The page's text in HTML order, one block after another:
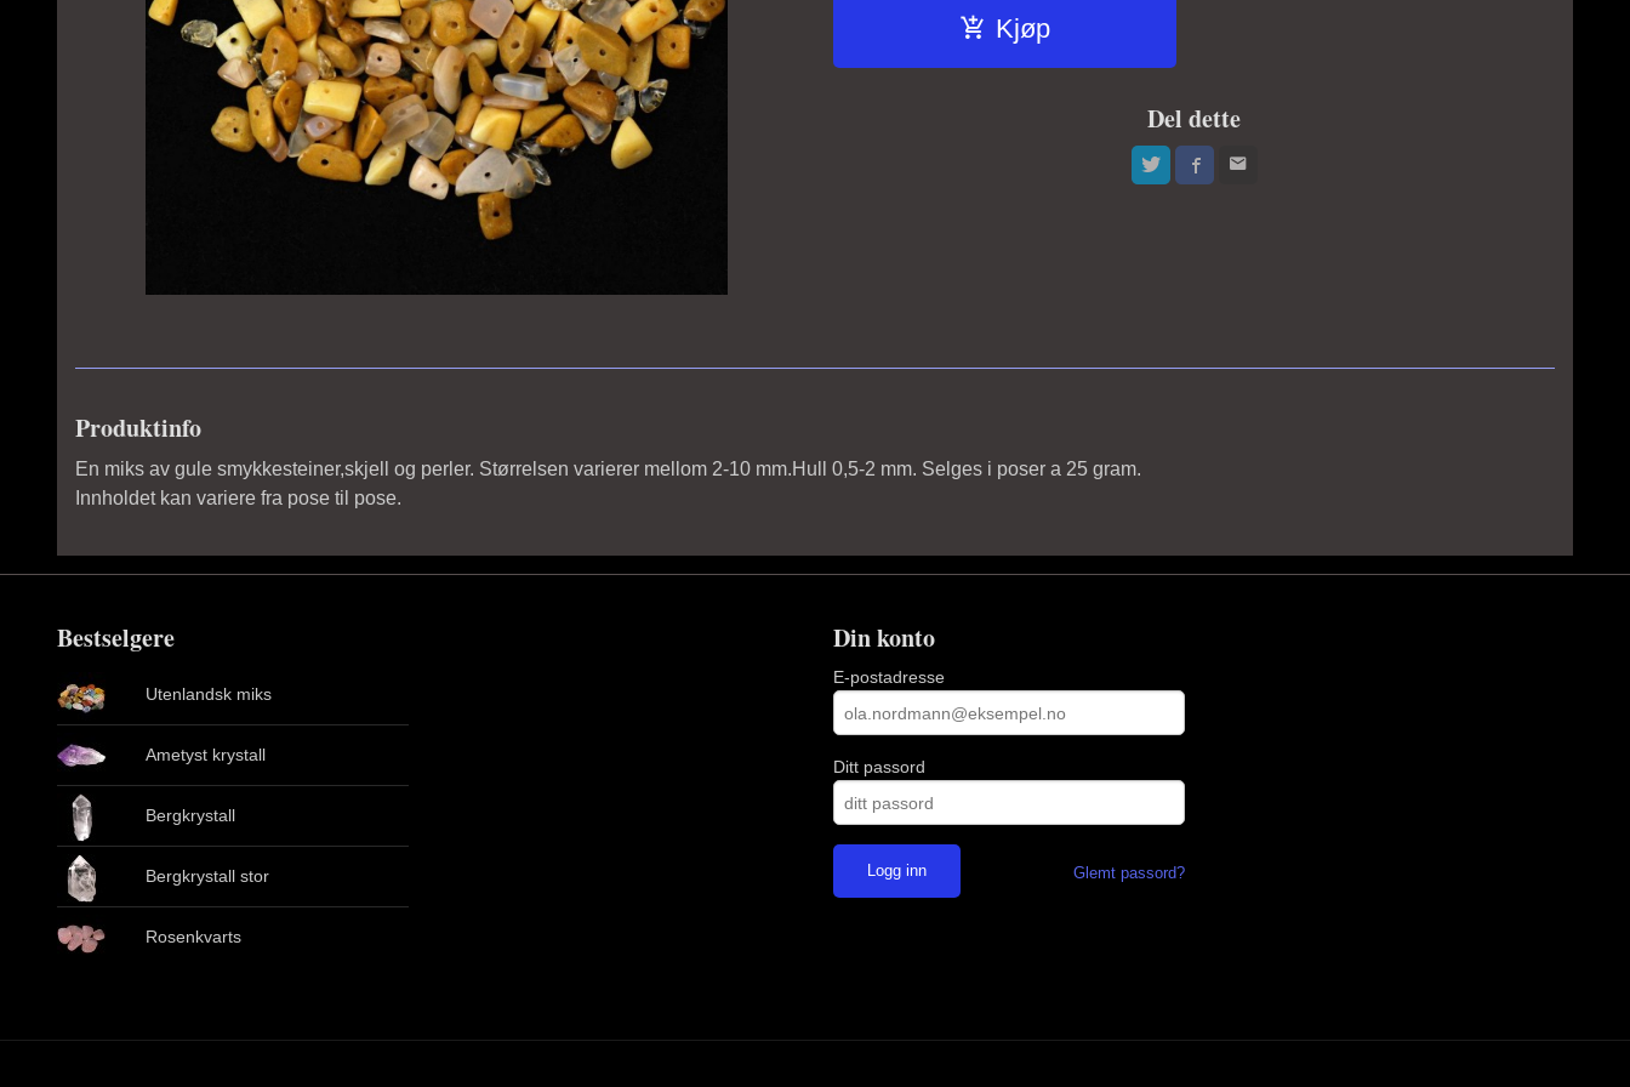
Kjøp
Del dette
Produktinfo
En miks av gule smykkesteiner,skjell og perler. Størrelsen varierer mellom 2-10 mm.Hull 0,5-2 mm. Selges i poser a 25 gram.
Innholdet kan variere fra pose til pose.
Bestselgere
Utenlandsk miks
Ametyst krystall
Bergkrystall
Bergkrystall stor
Rosenkvarts
Din konto
E-postadresse
Ditt passord
Glemt passord?